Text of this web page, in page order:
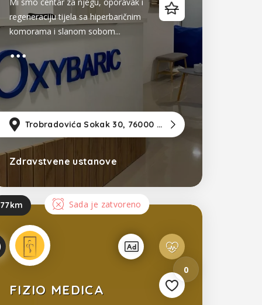
od Sarajevo 12km
regeneraciju tijela sa hiperbaričnim
komorama i slanom sobom...
Trobradovića Sokak 30, 76000 Brčko
Zdravstvene ustanove
Bosna i Hercegovina
77km Sada je zatvoreno
0
FIZIO MEDICA